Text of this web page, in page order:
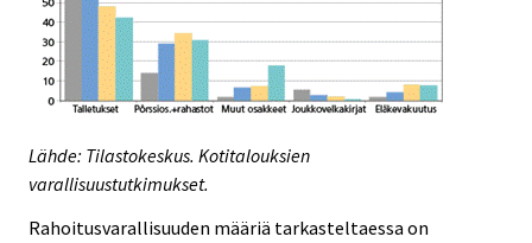
Lähde: Tilastokeskus. Kotitalouksien
varallisuustutkimukset.
Rahoitusvarallisuuden määriä tarkasteltaessa on